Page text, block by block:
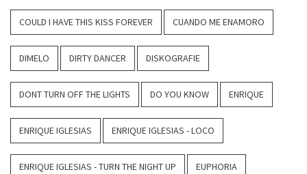
COULD I HAVE THIS KISS FOREVER CUANDO ME ENAMORO
DIMELO DIRTY DANCER DISKOGRAFIE
DONT TURN OFF THE LIGHTS DO YOU KNOW ENRIQUE
ENRIQUE IGLESIAS ENRIQUE IGLESIAS - LOCO
ENRIQUE IGLESIAS - TURN THE NIGHT UP EUPHORIA